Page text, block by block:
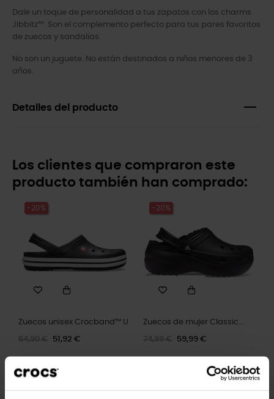
Dale un toque de personalidad a tus zapatos con los charms
Jibbitz™. Son el complemento perfecto para tus pares favoritos
de zuecos y sandalias.
No son un juguete. No están destinados a niños menores de 3
años.
Detalles del producto
Los clientes que compraron este
producto también han comprado:
-20%
Zuecos unisex Crocband™ U
64,90 € 51,92 €
-20%
Zuecos de mujer Classic...
74,99 € 59,99 €